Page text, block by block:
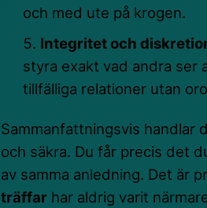
och med ute på krogen.
Integritet och
styra exakt vad andra ser
tillfälliga relationer utan
Sammanfattningsvis handlar
och säkra. Du får precis det
av samma anledning. Det är
träffar har aldrig varit